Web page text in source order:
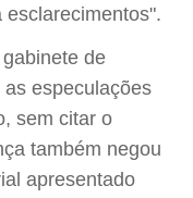
de
especulações
sem citar o
também negou
apresentado